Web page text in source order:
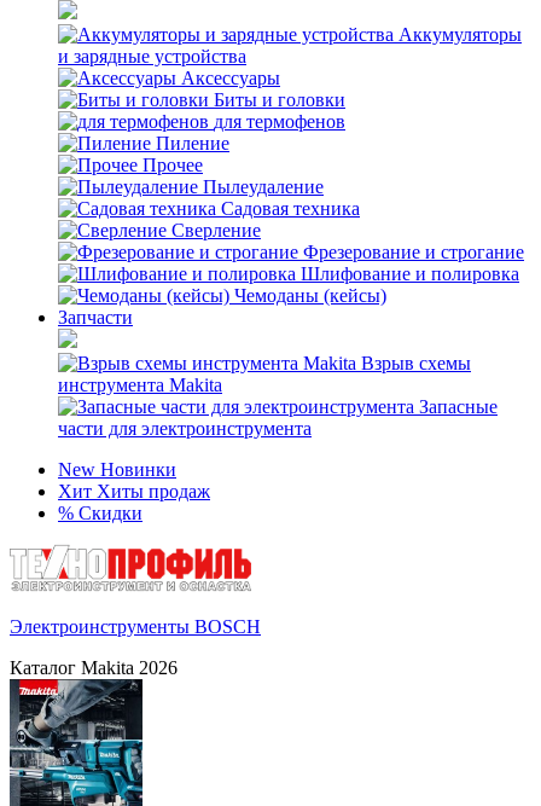
Аккумуляторы
и зарядные устройства
Аксессуары
Биты и головки
для термофенов
Пиление
Прочее
Пылеудаление
Садовая техника
Сверление
Фрезерование и строгание
Шлифование и полировка
Чемоданы (кейсы)
Запчасти
Взрыв схемы
инструмента Makita
Запасные
части для электроинструмента
New Новинки
Хит Хиты продаж
% Скидки
Электроинструменты BOSCH
Каталог Makita 2026